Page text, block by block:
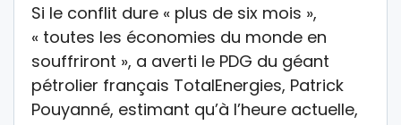
Si le conflit dure « plus de six mois »,
« toutes les économies du monde en
souffriront », a averti le PDG du géant
pétrolier français TotalEnergies, Patrick
Pouyanné, estimant qu’à l’heure actuelle,